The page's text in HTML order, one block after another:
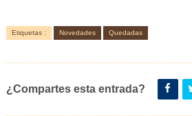
Etiquetas : Novedades Quedadas
¿Compartes esta entrada?